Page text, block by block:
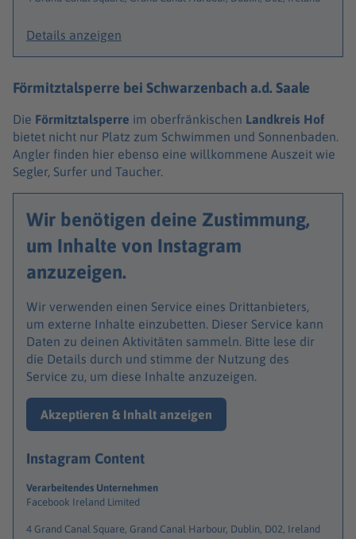
Details anzeigen
Förmitztalsperre bei Schwarzenbach a.d. Saale
Die Förmitztalsperre im oberfränkischen Landkreis Hof
bietet nicht nur Platz zum Schwimmen und Sonnenbaden.
Angler finden hier ebenso eine willkommene Auszeit wie
Segler, Surfer und Taucher.
Wir benötigen deine Zustimmung,
um Inhalte von Instagram
anzuzeigen.
Wir verwenden einen Service eines Drittanbieters,
um externe Inhalte einzubetten. Dieser Service kann
Daten zu deinen Aktivitäten sammeln. Bitte lese dir
die Details durch und stimme der Nutzung des
Service zu, um diese Inhalte anzuzeigen.
Akzeptieren & Inhalt anzeigen
Instagram Content
Verarbeitendes Unternehmen
Facebook Ireland Limited
4 Grand Canal Square, Grand Canal Harbour, Dublin, D02, Ireland